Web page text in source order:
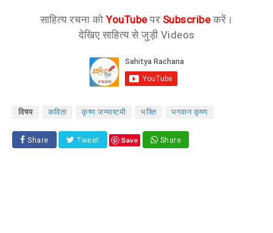
साहित्य रचना कोYouTubeपर Subscribeकरें।
देखिए साहित्य से जुड़ी Videos
विषय कविता कृष्ण जन्माष्टमी भक्ति भगवान कृष्ण
Share Tweet Save Share